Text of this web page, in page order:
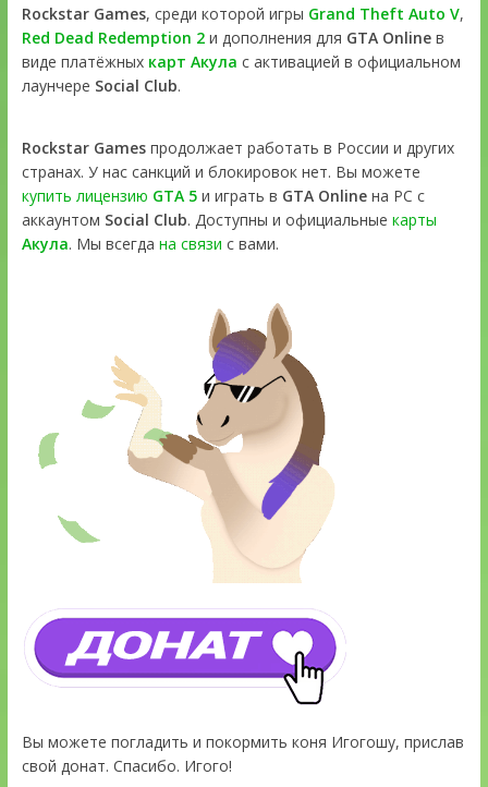
Rockstar Games, среди которой игры Grand Theft Auto V,
Red Dead Redemption 2и дополнения для GTA Onlineв
виде платёжных карт Акула с активацией в официальном
лаунчере Social Club.
Rockstar Gamesпродолжает работать в России и других
странах. У нас санкций и блокировок нет. Вы можете
купить лицензию GTA 5и играть в GTA Onlineна PC с
аккаунтом Social Club. Доступны и официальные карты
Акула. Мы всегда на связи с вами.
Вы можете погладить и покормить коня Игогошу, прислав
свой донат. Спасибо. Игого!